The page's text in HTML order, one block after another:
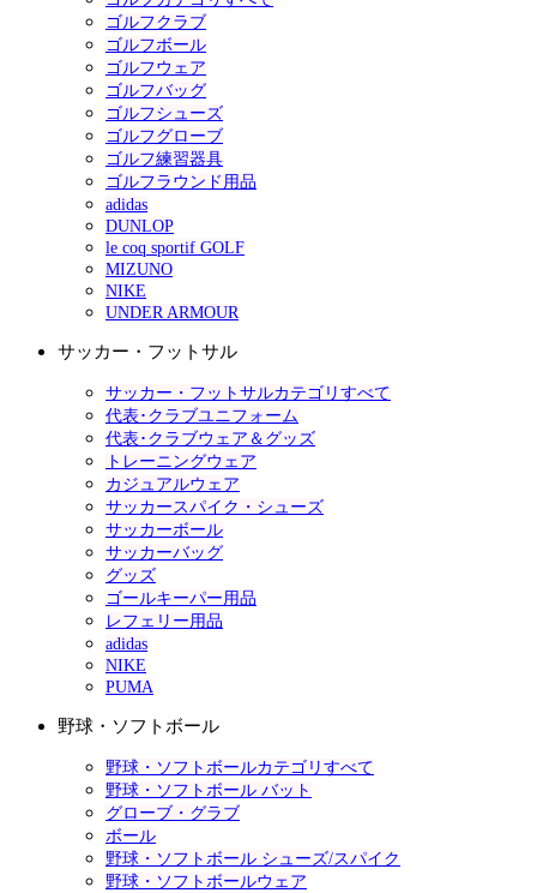
ゴルフクラブ
ゴルフボール
ゴルフウェア
ゴルフバッグ
ゴルフシューズ
ゴルフグローブ
ゴルフ練習器具
ゴルフラウンド用品
adidas
DUNLOP
le coq sportif GOLF
MIZUNO
NIKE
UNDER ARMOUR
サッカー・フットサル
サッカー・フットサルカテゴリすべて
代表･クラブユニフォーム
代表･クラブウェア＆グッズ
トレーニングウェア
カジュアルウェア
サッカースパイク・シューズ
サッカーボール
サッカーバッグ
グッズ
ゴールキーパー用品
レフェリー用品
adidas
NIKE
PUMA
野球・ソフトボール
野球・ソフトボールカテゴリすべて
野球・ソフトボール バット
グローブ・グラブ
ボール
野球・ソフトボール シューズ/スパイク
野球・ソフトボールウェア